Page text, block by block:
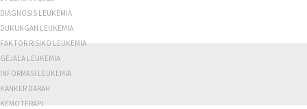
DIAGNOSIS LEUKEMIA
DUKUNGAN LEUKEMIA
FAKTOR RISIKO LEUKEMIA
GEJALA LEUKEMIA
INFORMASI LEUKEMIA
KANKER DARAH
KEMOTERAPI